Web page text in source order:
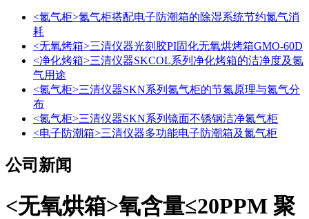
<氮气柜>氮气柜搭配电子防潮箱的除湿系统节约氮气消
耗
<无氧烤箱>三清仪器光刻胶PI固化无氧烘烤箱GMO-60D
<净化烤箱>三清仪器SKCOL系列净化烤箱的洁净度及氮
气用途
<氮气柜>三清仪器SKN系列氮气柜的节氮原理与氮气分
布
<氮气柜>三清仪器SKN系列镜面不锈钢洁净氮气柜
<电子防潮箱>三清仪器多功能电子防潮箱及氮气柜
公司新闻
<无氧烘箱>氧含量≤20PPM 聚